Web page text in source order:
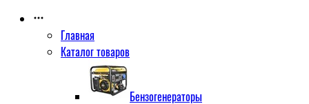
Главная
Каталог товаров
Бензогенераторы